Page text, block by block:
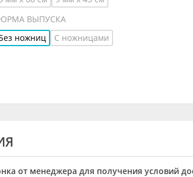
ВЫПУСКА
ножниц
С ножницами
от менеджера для получения условий